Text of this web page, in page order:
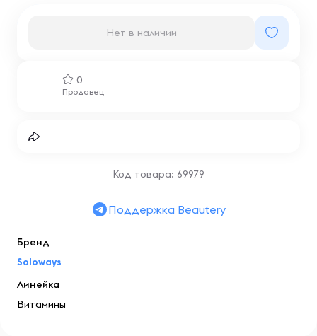
0
Продавец
Нет в наличии
Код товара: 69979
Поддержка Beautery
Бренд
Soloways
Линейка
Витамины